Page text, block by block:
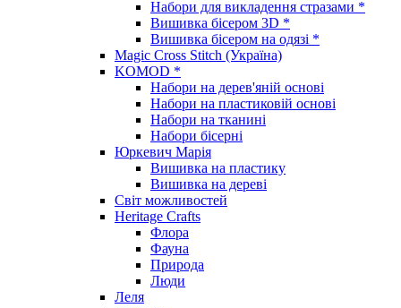
Набори для викладення стразами *
Вишивка бісером 3D *
Вишивка бісером на одязі *
Magic Cross Stitch (Україна)
KOMOD *
Набори на дерев'яній основі
Набори на пластиковій основі
Набори на тканині
Набори бісерні
Юркевич Марія
Вишивка на пластику
Вишивка на дереві
Світ можливостей
Heritage Crafts
Флора
Фауна
Природа
Люди
Леля